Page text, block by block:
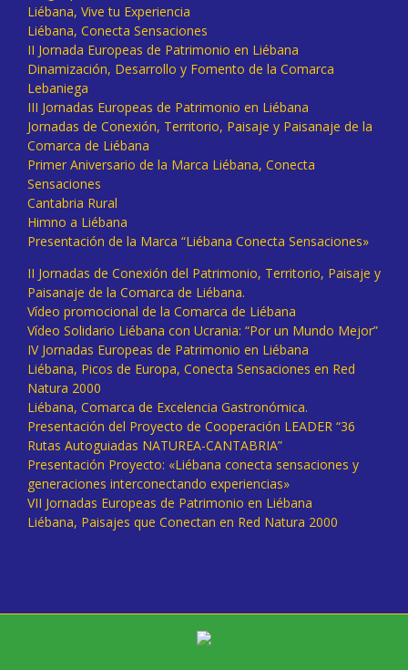
Liébana, Vive tu Experiencia
Liébana, Conecta Sensaciones
II Jornada Europeas de Patrimonio en Liébana
Dinamización, Desarrollo y Fomento de la Comarca
Lebaniega
III Jornadas Europeas de Patrimonio en Liébana
Jornadas de Conexión, Territorio, Paisaje y Paisanaje de la
Comarca de Liébana
Primer Aniversario de la Marca Liébana, Conecta
Sensaciones
Cantabria Rural
Himno a Liébana
Presentación de la Marca “Liébana Conecta Sensaciones»
II Jornadas de Conexión del Patrimonio, Territorio, Paisaje y
Paisanaje de la Comarca de Liébana.
Vídeo promocional de la Comarca de Liébana
Vídeo Solidario Liébana con Ucrania: “Por un Mundo Mejor”
IV Jornadas Europeas de Patrimonio en Liébana
Liébana, Picos de Europa, Conecta Sensaciones en Red
Natura 2000
Liébana, Comarca de Excelencia Gastronómica.
Presentación del Proyecto de Cooperación LEADER “36
Rutas Autoguiadas NATUREA-CANTABRIA”
Presentación Proyecto: «Liébana conecta sensaciones y
generaciones interconectando experiencias»
VII Jornadas Europeas de Patrimonio en Liébana
Liébana, Paisajes que Conectan en Red Natura 2000